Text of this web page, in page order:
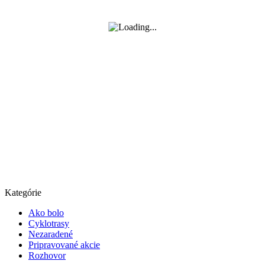
Kategórie
Ako bolo
Cyklotrasy
Nezaradené
Pripravované akcie
Rozhovor